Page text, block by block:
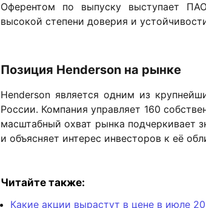
Оферентом по выпуску выступает
высокой степени доверия и
Позиция Henderson на рынке
Henderson является одним из
России. Компания управляет 160
масштабный охват рынка подчеркивает
и объясняет интерес инвесторов к её
Читайте также:
Какие акции вырастут в цене в июле